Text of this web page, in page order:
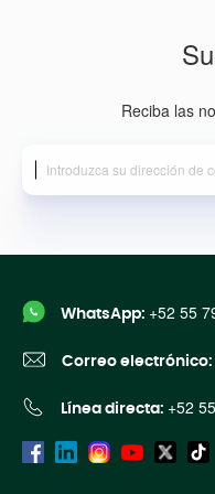
Reciba las
WhatsApp: +52 55
Correo electrónico:
Línea directa: +52